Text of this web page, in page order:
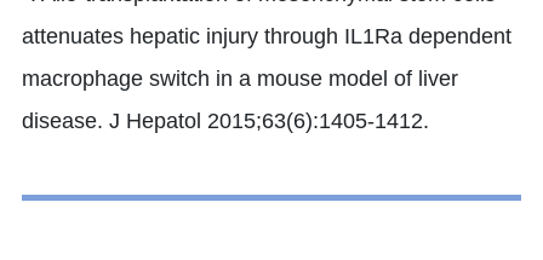
attenuates hepatic injury through IL1Ra dependent
macrophage switch in a mouse model of liver
disease. J Hepatol 2015;63(6):1405-1412.